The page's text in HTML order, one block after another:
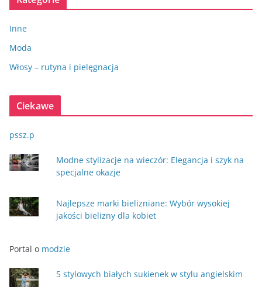
Inne
Moda
Włosy – rutyna i pielęgnacja
Ciekawe
pssz.p
Modne stylizacje na wieczór: Elegancja i szyk na
specjalne okazje
Najlepsze marki bielizniane: Wybór wysokiej
jakości bielizny dla kobiet
Portal o modzie
5 stylowych białych sukienek w stylu angielskim